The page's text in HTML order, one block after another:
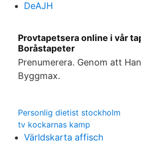
DeAJH
Provtapetsera online i vår
Boråstapeter
Prenumerera. Genom att
Byggmax.
Personlig dietist stockholm
tv kockarnas kamp
Världskarta affisch